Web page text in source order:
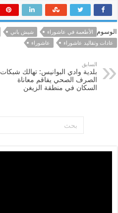
الوسوم الأطعمة في عاشوراء شيش باني
عادات وتقاليد عاشوراء
عاشوراء
السابق
بلدية وادي البوانيس: تهالك شبكات
الصرف الصحي يفاقم معاناة
السكان في منطقة الزيغن